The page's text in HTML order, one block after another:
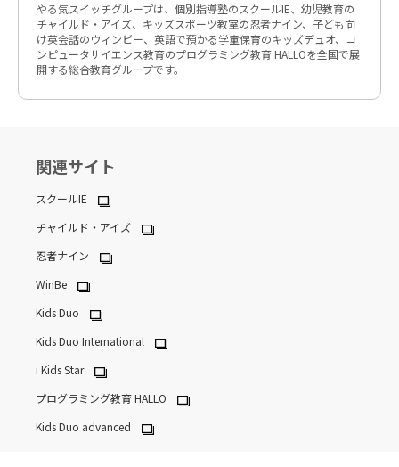
やる気スイッチグループは、個別指導塾のスクールIE、幼児教育の
チャイルド・アイズ、キッズスポーツ教室の忍者ナイン、子ども向
け英会話のウィンビー、英語で預かる学童保育のキッズデュオ、コ
ンピュータサイエンス教育のプログラミング教育 HALLOを全国で展
開する総合教育グループです。
関連サイト
スクールIE
チャイルド・アイズ
忍者ナイン
WinBe
Kids Duo
Kids Duo International
i Kids Star
プログラミング教育 HALLO
Kids Duo advanced